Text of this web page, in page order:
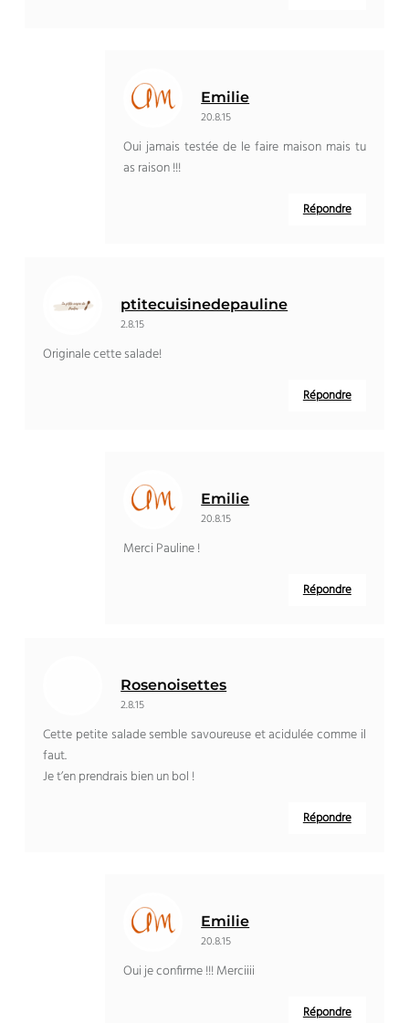
Emilie
20.8.15
Oui jamais testée de le faire maison mais tu
as raison !!!
Répondre
ptitecuisinedepauline
2.8.15
Originale cette salade!
Répondre
Emilie
20.8.15
Merci Pauline !
Répondre
Rosenoisettes
2.8.15
Cette petite salade semble savoureuse et acidulée comme il
faut.
Je t’en prendrais bien un bol !
Répondre
Emilie
20.8.15
Oui je confirme !!! Merciiii
Répondre